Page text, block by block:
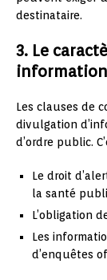
destinataire.
3. Le
Les clauses de
divulgation
d’ordre public.
Le droit
la santé
L’obligation
Les
d’enquêtes